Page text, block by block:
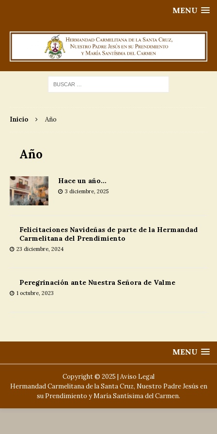
MENU
Inicio Año
Año
Hace un año…
3 diciembre, 2025
Felicitaciones Navideñas de parte de la Hermandad
Carmelitana del Prendimiento
23 diciembre, 2024
Peregrinación ante Nuestra Señora de Valme
1 octubre, 2023
MENU
Copyright © 2025 | Aviso Legal
Hermandad Carmelitana de la Santa Cruz, Nuestro Padre Jesús en
su Prendimiento y María Santísima del Carmen.